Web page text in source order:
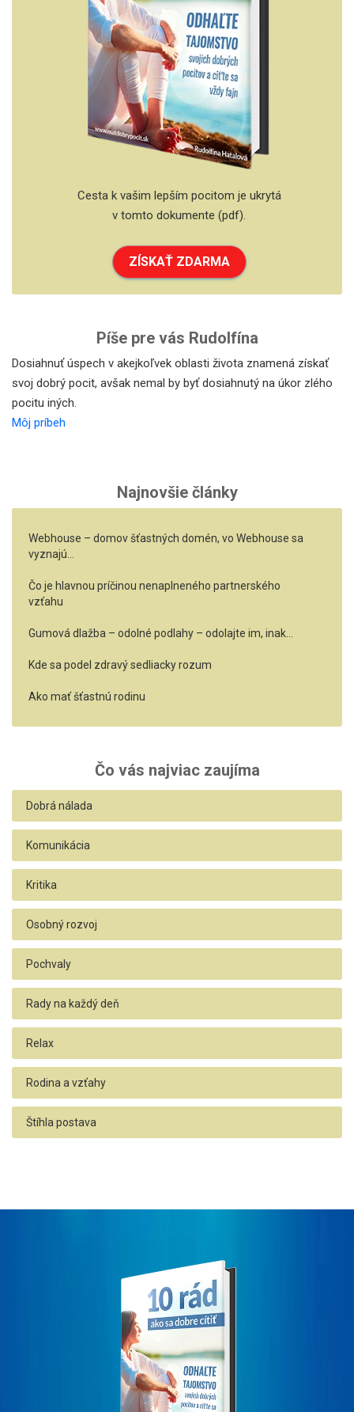
Cesta k vašim lepším pocitom je ukrytá
v tomto dokumente (pdf).
ZÍSKAŤ ZDARMA
Píše pre vás Rudolfína
Dosiahnuť úspech v akejkoľvek oblasti života znamená získať
svoj dobrý pocit, avšak nemal by byť dosiahnutý na úkor zlého
pocitu iných.
Môj príbeh
Najnovšie články
Webhouse – domov šťastných domén, vo Webhouse sa
vyznajú…
Čo je hlavnou príčinou nenaplneného partnerského
vzťahu
Gumová dlažba – odolné podlahy – odolajte im, inak…
Kde sa podel zdravý sedliacky rozum
Ako mať šťastnú rodinu
Čo vás najviac zaujíma
Dobrá nálada
Komunikácia
Kritika
Osobný rozvoj
Pochvaly
Rady na každý deň
Relax
Rodina a vzťahy
Štíhla postava